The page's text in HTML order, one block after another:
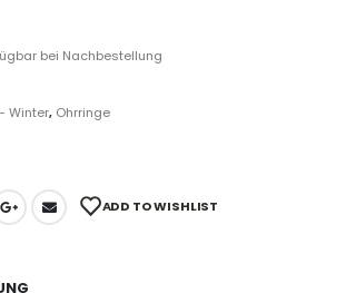
bei Nachbestellung
Winter, Ohrringe
ADD TO WISHLIST